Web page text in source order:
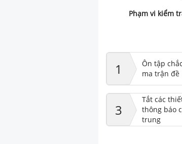
Phạm vi kiểm
1
Ôn tập
ma trận đề
3
Tắt các
thông báo
trung